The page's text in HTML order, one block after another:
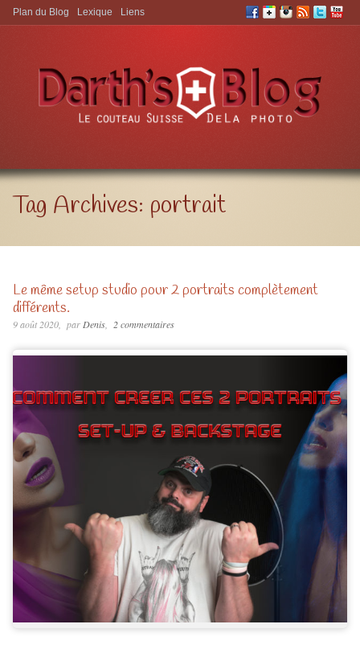
Aller à:
Plan du Blog Lexique Liens
Tag Archives: portrait
Le même setup studio pour 2 portraits complètement
différents.
9 août 2020 parDenis 2 commentaires